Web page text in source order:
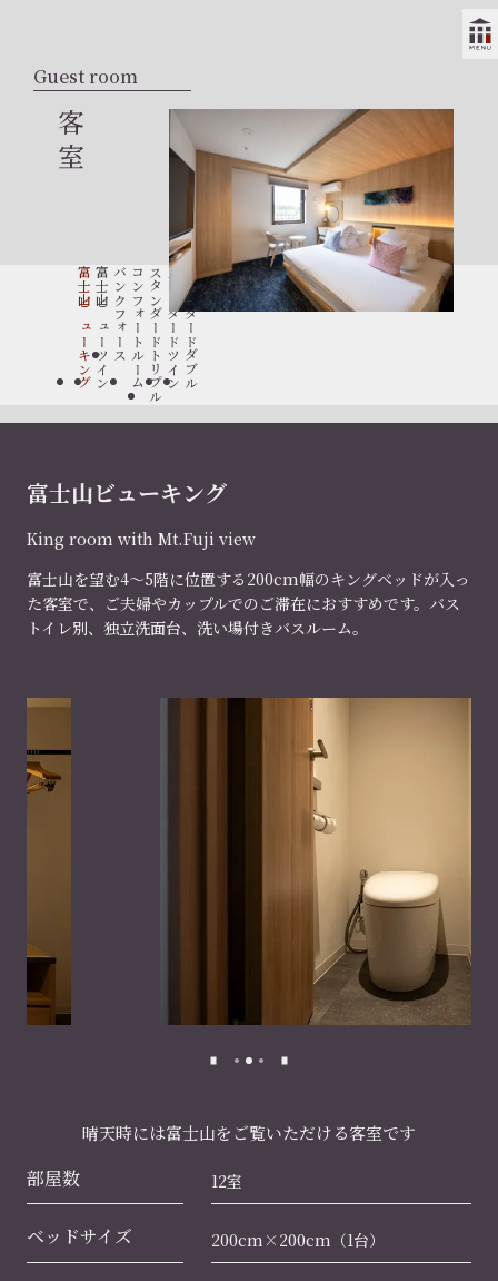
Guest room
客室
富士山ビューキング富士山ビューツインバンクフォースコンフォートルームスタンダードトリプルスタンダードツインスタンダードダブル
富士山ビューキング
King room with Mt.Fuji view
富士山を望む4～5階に位置する200cm幅のキングベッドが入っ
た客室で、ご夫婦やカップルでのご滞在におすすめです。バス
トイレ別、独立洗面台、洗い場付きバスルーム。
晴天時には富士山をご覧いただける客室です
部屋数 12室
ベッドサイズ 200cm×200cm（1台）